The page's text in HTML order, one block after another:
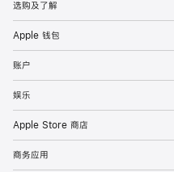
选购及了解
Apple 钱包
账户
娱乐
Apple Store 商店
商务应用